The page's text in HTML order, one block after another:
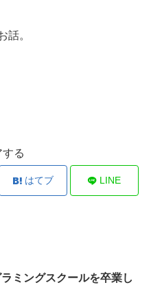
話。
する
はてブ LINE
ミングスクールを卒業し